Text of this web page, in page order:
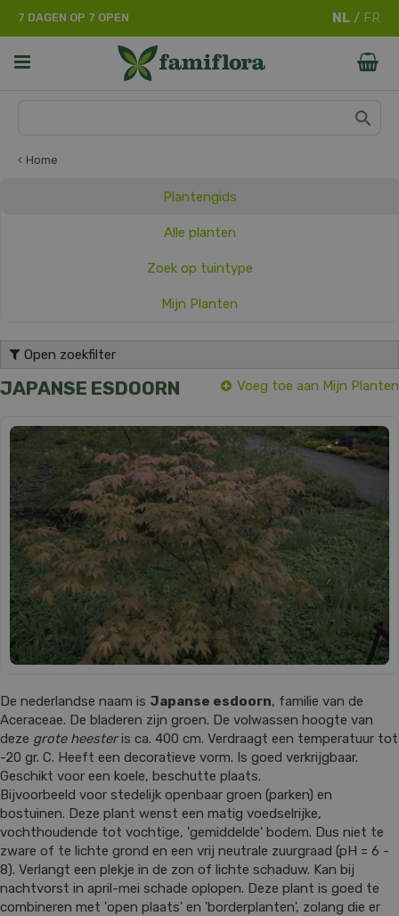
Home
7 DAGEN OP 7 OPEN
Plantengids
Alle planten
Zoek op tuintype
Mijn Planten
Open zoekfilter
JAPANSE ESDOORN Voeg toe aan Mijn Planten
De nederlandse naam is Japanse esdoorn, familie van de
Aceraceae. De bladeren zijn groen. De volwassen hoogte van
deze grote heesteris ca. 400 cm. Verdraagt een temperatuur tot
-20 gr. C. Heeft een decoratieve vorm. Is goed verkrijgbaar.
Geschikt voor een koele, beschutte plaats.
Bijvoorbeeld voor stedelijk openbaar groen (parken) en
bostuinen. Deze plant wenst een matig voedselrijke,
vochthoudende tot vochtige, 'gemiddelde' bodem. Dus niet te
zware of te lichte grond en een vrij neutrale zuurgraad (pH = 6 -
8). Verlangt een plekje in de zon of lichte schaduw. Kan bij
nachtvorst in april-mei schade oplopen. Deze plant is goed te
combineren met 'open plaats' en 'borderplanten', zolang die er